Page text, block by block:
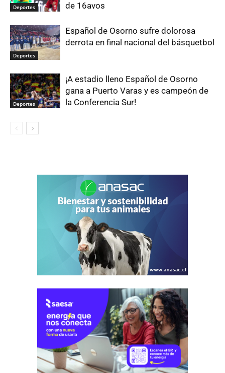
Deportes
de 16avos
Deportes
Español de Osorno sufre dolorosa
derrota en final nacional del básquetbol
Deportes
¡A estadio lleno Español de Osorno
gana a Puerto Varas y es campeón de
la Conferencia Sur!